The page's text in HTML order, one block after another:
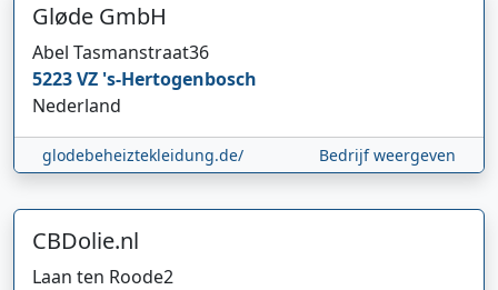
Gløde GmbH
Abel Tasmanstraat36
5223 VZ 's-Hertogenbosch
Nederland
glodebeheiztekleidung.de/ Bedrijf weergeven
CBDolie.nl
Laan ten Roode2